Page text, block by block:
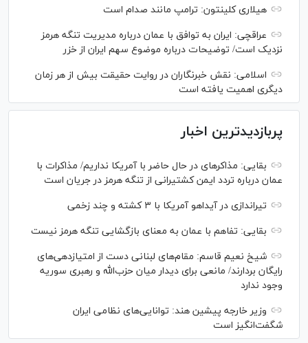
هیلاری کلینتون: ترامپ مانند صدام است
عراقچی: ایران به توافق با عمان درباره مدیریت تنگه هرمز
نزدیک است/ توضیحات درباره موضوع سهم ایران از خزر
اسلامی: نقش خبرنگاران در روایت حقیقت بیش از هر زمان
دیگری اهمیت یافته است
پربازدیدترین اخبار
بقایی: مذاکره‎ای در حال حاضر با آمریکا نداریم/ مذاکرات با
عمان درباره تردد ایمن کشتیرانی از تنگه هرمز در جریان است
تیراندازی در آیداهو آمریکا با ۳ کشته و چند زخمی
بقایی: تفاهم با عمان به معنای بازگشایی تنگه هرمز نیست
شیخ نعیم قاسم: مقام‌های لبنانی دست از امتیازدهی‌های
رایگان بردارند/ مانعی برای دیدار میان حزب‌الله و رهبری سوریه
وجود ندارد
وزیر خارجه پیشین هند: توانایی‌های نظامی ایران
شگفت‌انگیز است